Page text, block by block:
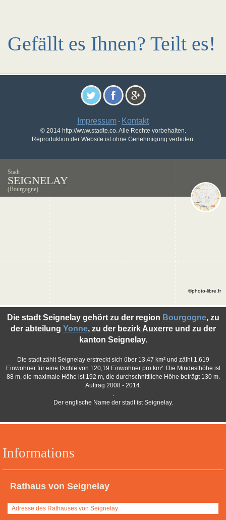
Gefällt es Ihnen? Teilt es!
Impressum - Kontakt
© 2014 http://www.stadte.co. Alle Rechte vorbehalten.
Reproduktion der Website ist ohne Genehmigung verboten.
Stadt
SEIGNELAY
(Bourgogne)
Informations
Rathaus von Seignelay
Adresse des Rathauses von Seignelay
Die stadt Seignelay gehört zu der region Bourgogne, zu
der abteilung Yonne, zu der bezirk Auxerre und zu der
kanton Seignelay.
Die stadt zählt Seignelay erstreckt sich über 13,47 km² und zälht 1.619
Einwohner für eine Dichte von 120,19 Einwohner pro km². Die Mindesthöhe ist
88 m, die maximale Höhe ist 192 m, die durchschnittliche Höhe beträgt 130 m.
Auftrag 2008 - 2014.
.
Der englische Name der stadt ist Seignelay.
©photo-libre.fr